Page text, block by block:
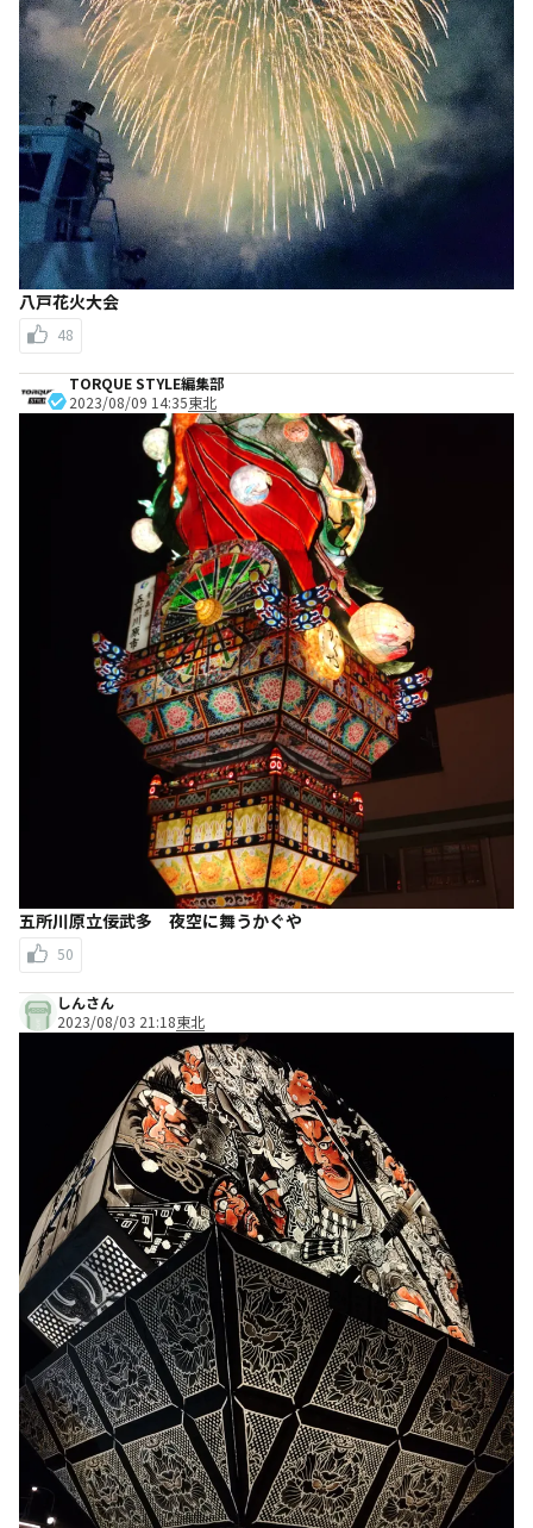
八戸花火大会
48
TORQUE STYLE編集部
2023/08/09 14:35東北
五所川原立佞武多 夜空に舞うかぐや
50
しんさん
2023/08/03 21:18東北